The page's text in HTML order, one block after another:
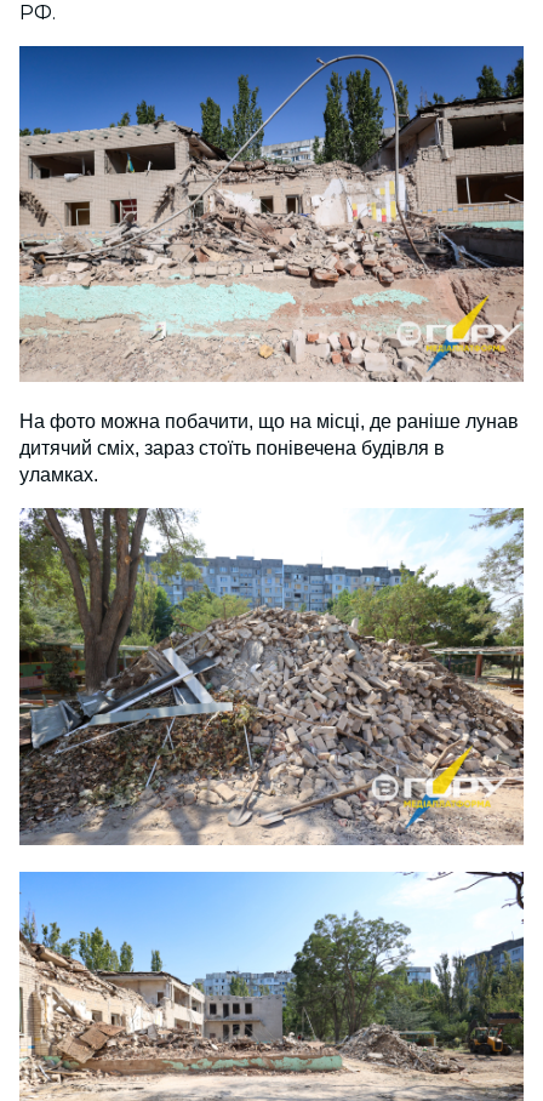
РФ.
На фото можна побачити, що на місці, де раніше лунав
дитячий сміх, зараз стоїть понівечена будівля в
уламках.